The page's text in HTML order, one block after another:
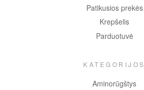
Patikusios prekės
Krepšelis
Parduotuvė
KATEGORIJOS
Aminorūgštys